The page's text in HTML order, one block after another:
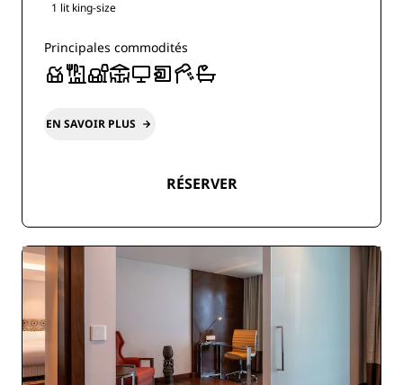
1 lit king-size
Principales commodités
EN SAVOIR PLUS
RÉSERVER